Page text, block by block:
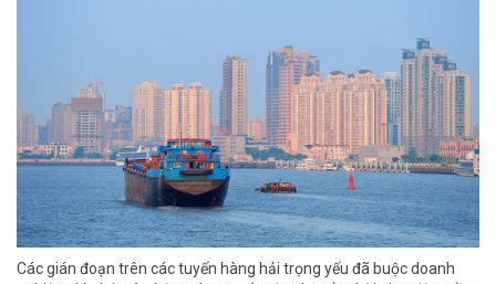
Các gián đoạn trên các tuyến hàng hải trọng yếu đã buộc doanh